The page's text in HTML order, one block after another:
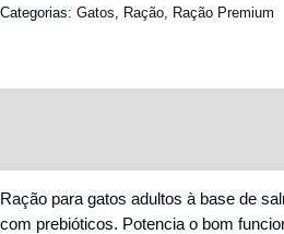
Categorias: Gatos Ração Ração Premium
Ração para gatos adultos à base de
com prebióticos. Potencia o bom